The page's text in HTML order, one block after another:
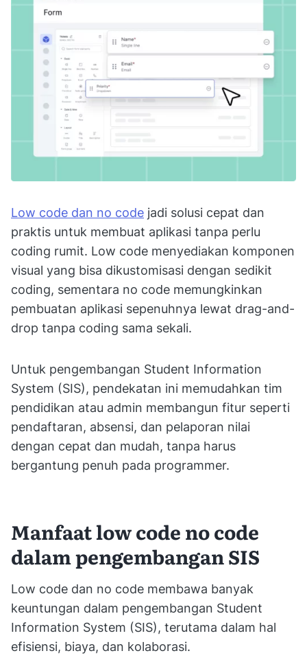
Low code dan no code jadi solusi cepat dan
praktis untuk membuat aplikasi tanpa perlu
coding rumit. Low code menyediakan komponen
visual yang bisa dikustomisasi dengan sedikit
coding, sementara no code memungkinkan
pembuatan aplikasi sepenuhnya lewat drag-and-
drop tanpa coding sama sekali.
Untuk pengembangan Student Information
System (SIS), pendekatan ini memudahkan tim
pendidikan atau admin membangun fitur seperti
pendaftaran, absensi, dan pelaporan nilai
dengan cepat dan mudah, tanpa harus
bergantung penuh pada programmer.
Manfaat low code no code
dalam pengembangan SIS
Low code dan no code membawa banyak
keuntungan dalam pengembangan Student
Information System (SIS), terutama dalam hal
efisiensi, biaya, dan kolaborasi.